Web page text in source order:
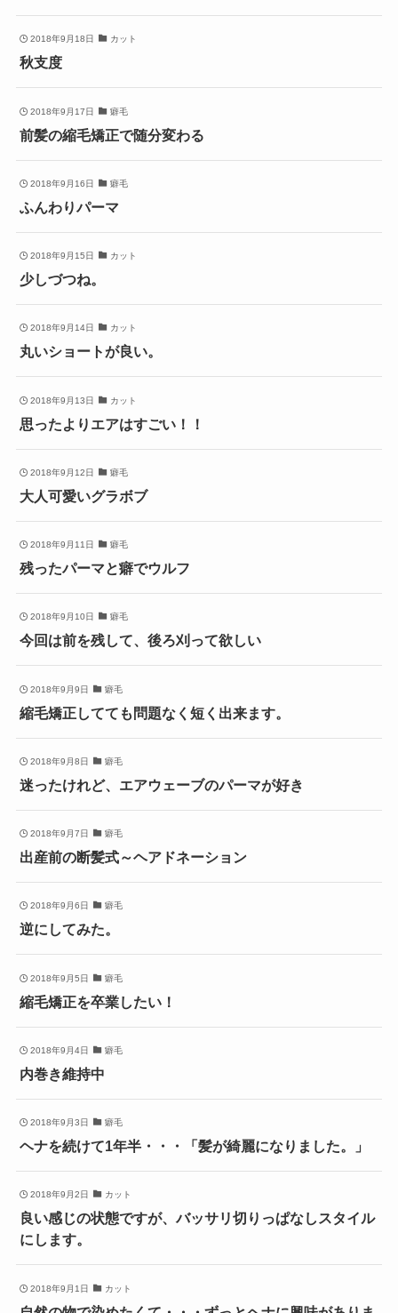
2018年9月18日 カット
秋支度
2018年9月17日 癖毛
前髪の縮毛矯正で随分変わる
2018年9月16日 癖毛
ふんわりパーマ
2018年9月15日 カット
少しづつね。
2018年9月14日 カット
丸いショートが良い。
2018年9月13日 カット
思ったよりエアはすごい！！
2018年9月12日 癖毛
大人可愛いグラボブ
2018年9月11日 癖毛
残ったパーマと癖でウルフ
2018年9月10日 癖毛
今回は前を残して、後ろ刈って欲しい
2018年9月9日 癖毛
縮毛矯正してても問題なく短く出来ます。
2018年9月8日 癖毛
迷ったけれど、エアウェーブのパーマが好き
2018年9月7日 癖毛
出産前の断髪式～ヘアドネーション
2018年9月6日 癖毛
逆にしてみた。
2018年9月5日 癖毛
縮毛矯正を卒業したい！
2018年9月4日 癖毛
内巻き維持中
2018年9月3日 癖毛
ヘナを続けて1年半・・・「髪が綺麗になりました。」
2018年9月2日 カット
良い感じの状態ですが、バッサリ切りっぱなしスタイル
にします。
2018年9月1日 カット